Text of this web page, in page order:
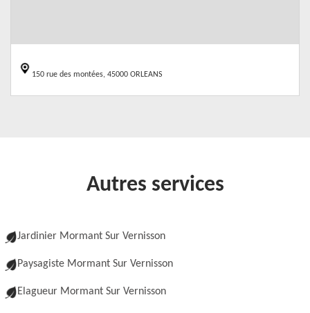
150 rue des montées, 45000 ORLEANS
Autres services
Jardinier Mormant Sur Vernisson
Paysagiste Mormant Sur Vernisson
Elagueur Mormant Sur Vernisson